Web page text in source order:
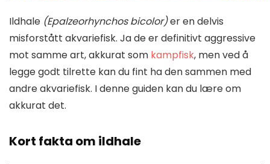
Ildhale (Epalzeorhynchos bicolor)er en delvis
misforstått akvariefisk. Ja de er definitivt aggressive
mot samme art, akkurat som kampfisk, men ved å
legge godt tilrette kan du fint ha den sammen med
andre akvariefisk. I denne guiden kan du lære om
akkurat det.
Kort fakta om ildhale